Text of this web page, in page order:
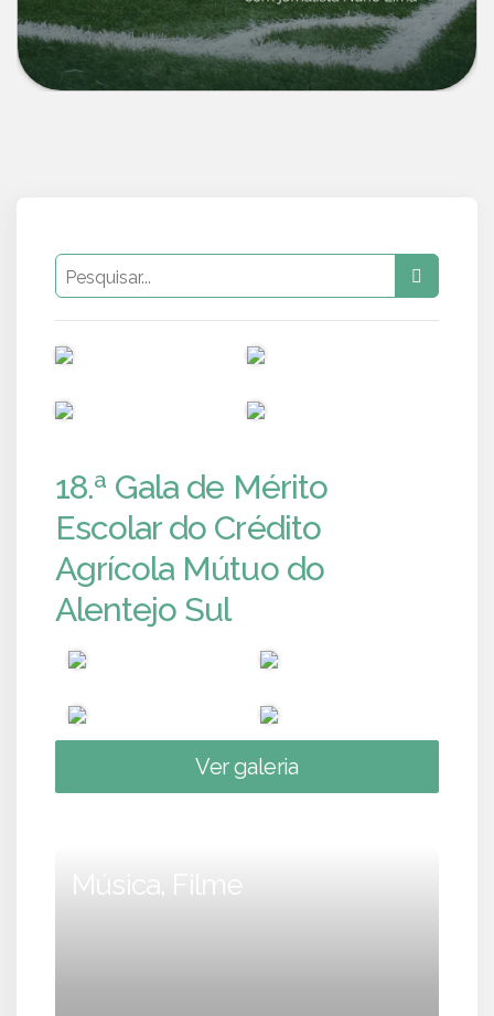
18.ª Gala de Mérito
Escolar do Crédito
Agrícola Mútuo do
Alentejo Sul
Ver galeria
Música, Filme